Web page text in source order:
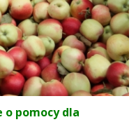
pomocy dla